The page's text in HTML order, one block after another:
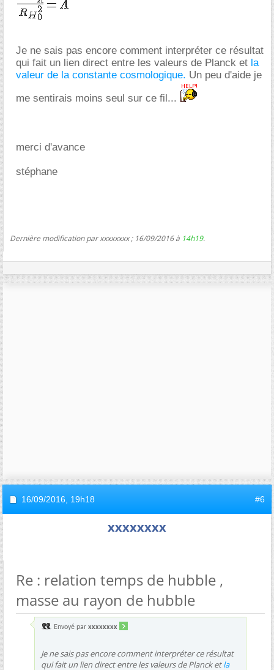
Je ne sais pas encore comment interpréter ce résultat
qui fait un lien direct entre les valeurs de Planck et la
valeur de la constante cosmologique. Un peu d'aide je
me sentirais moins seul sur ce fil...
merci d'avance
stéphane
Dernière modification par xxxxxxxx ; 16/09/2016 à 14h19.
16/09/2016, 19h18 #6
xxxxxxxx
Re : relation temps de hubble ,
masse au rayon de hubble
Envoyé par xxxxxxxx
Je ne sais pas encore comment interpréter ce résultat
qui fait un lien direct entre les valeurs de Planck etla